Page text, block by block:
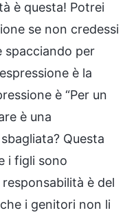
è questa! Potrei
se non credessi
spacciando per
è la
è “Per un
è una
Questa
i figli sono
è del
i genitori non li